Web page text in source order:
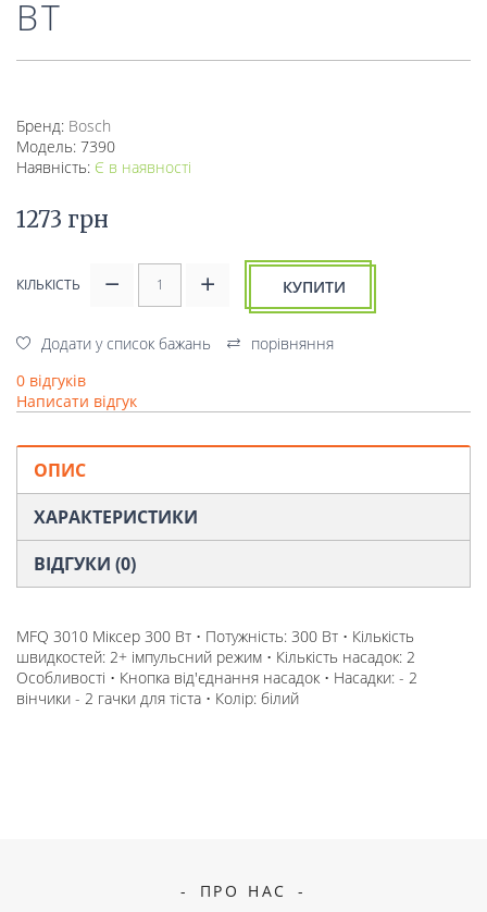
ВТ
Бренд: Bosch
Модель: 7390
Наявність: Є в наявності
1273 грн
КІЛЬКІСТЬ КУПИТИ
Додати у список бажань
порівняння
0 відгуків
Написати відгук
ОПИС
ХАРАКТЕРИСТИКИ
ВІДГУКИ (0)
MFQ 3010 Міксер 300 Вт • Потужність: 300 Вт • Кількість
швидкостей: 2+ імпульсний режим • Кількість насадок: 2
Особливості • Кнопка від'єднання насадок • Насадки: - 2
вінчики - 2 гачки для тіста • Колір: білий
ПРО НАС